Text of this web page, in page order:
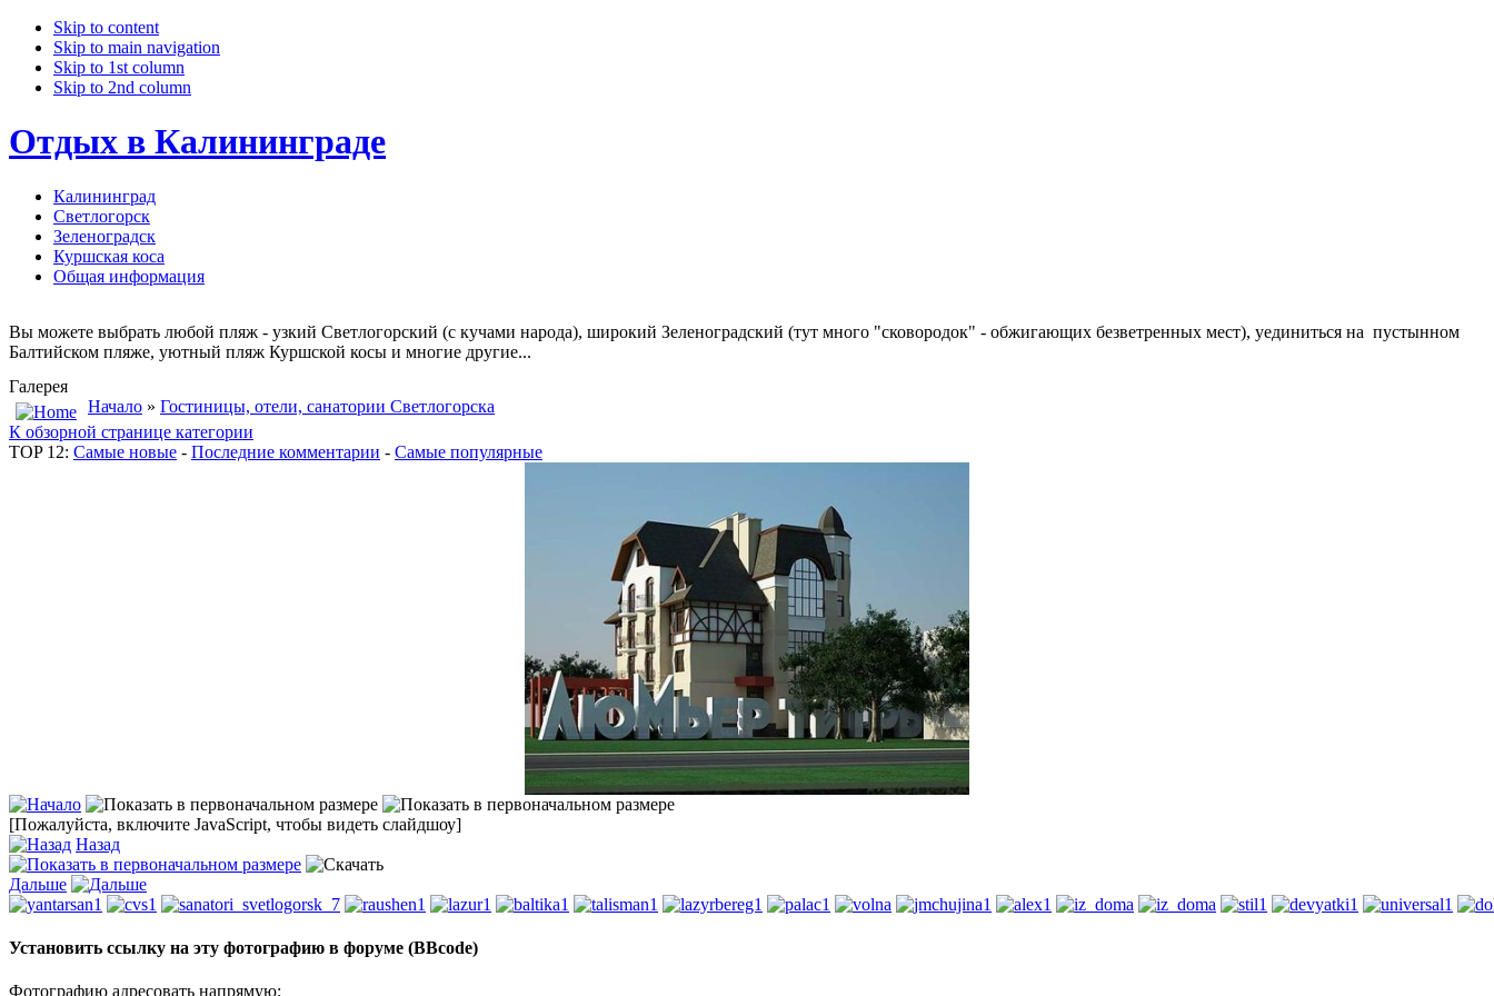
Skip to content
Skip to main navigation
Skip to 1st column
Skip to 2nd column
Отдых в Калининграде
Калининград
Светлогорск
Зеленоградск
Куршская коса
Общая информация
Вы можете выбрать любой пляж - узкий Светлогорский (с кучами народа), широкий Зеленоградский (тут много "сковородок" - обжигающих безветренных мест), уединиться на пустынном
Балтийском пляже, уютный пляж Куршской косы и многие другие...
Галерея
Начало » Гостиницы, отели, санатории Светлогорска
К обзорной странице категории
TOP 12: Самые новые - Последние комментарии - Самые популярные
[Пожалуйста, включите JavaScript, чтобы видеть слайдшоу]
Назад
Дальше
Установить ссылку на эту фотографию в форуме (BBcode)
Фотографию адресовать напрямую: